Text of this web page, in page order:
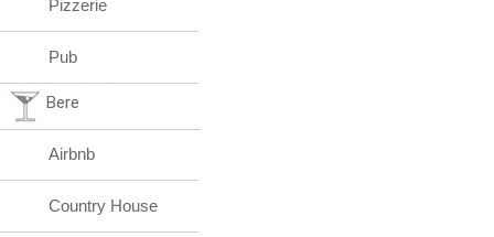
Pizzerie
Pub
Bere
Airbnb
Country House